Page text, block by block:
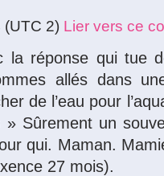
(UTC 2) Lier vers ce
la réponse qui tue
allés dans
de l’eau pour
Sûrement un
qui. Maman.
27 mois).